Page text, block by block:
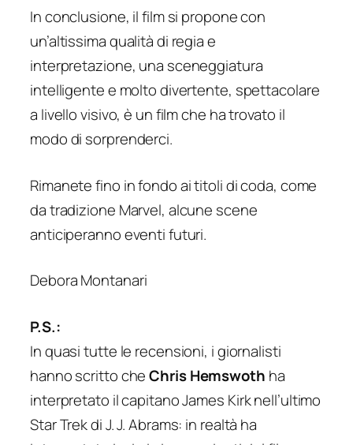
In conclusione, il film si propone con
un’altissima qualità di regia e
interpretazione, una sceneggiatura
intelligente e molto divertente, spettacolare
a livello visivo, è un film che ha trovato il
modo di sorprenderci.
Rimanete fino in fondo ai titoli di coda, come
da tradizione Marvel, alcune scene
anticiperanno eventi futuri.
Debora Montanari
P.S.:
In quasi tutte le recensioni, i giornalisti
hanno scritto cheChris Hemswoth ha
interpretato il capitano James Kirk nell’ultimo
Star Trek di J. J. Abrams: in realtà ha